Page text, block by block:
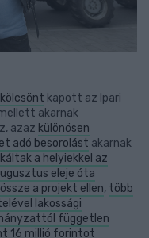
kölcsönt kapott az Ipari
akarnak
azaz különösen
adó besorolást akarnak
a helyiekkel az
eleje óta
a projekt ellen, több
lakossági
független
16 millió forintot